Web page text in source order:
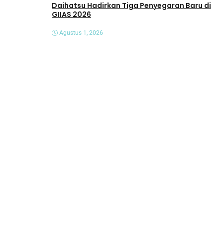
Daihatsu Hadirkan Tiga Penyegaran Baru di
GIIAS 2026
Agustus 1, 2026